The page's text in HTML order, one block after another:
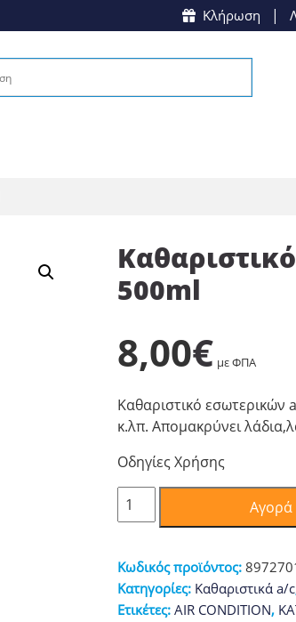
Κλήρωση |
500ml
8,00€ με ΦΠΑ
Καθαριστικό
κ.λπ. Απομακρύνει
Οδηγίες Χρήσης
Καθαριστικό
για
Conditioner
500ml
ποσότητα
Αγορά
Κωδικός προϊόντος:
Κατηγορίες: Καθαριστικά a/c
Ετικέτες: AIR CONDITION,